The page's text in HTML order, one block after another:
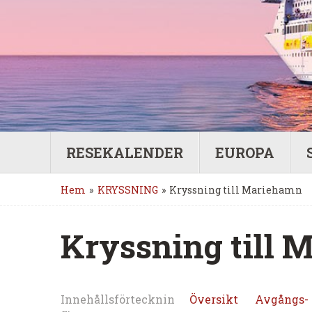
RESEKALENDER EUROPA
Hem » KRYSSNING » Kryssning till Mariehamn
Kryssning till
Innehållsförtecknin
Översikt